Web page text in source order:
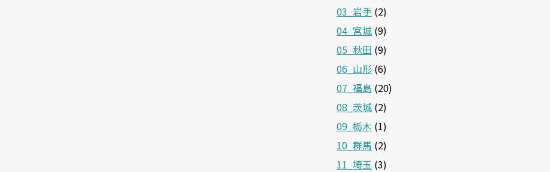
03_岩手 (2)
04_宮城 (9)
05_秋田 (9)
06_山形 (6)
07_福島 (20)
08_茨城 (2)
09_栃木 (1)
10_群馬 (2)
11_埼玉 (3)